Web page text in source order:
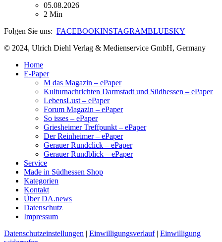
05.08.2026
2 Min
Folgen Sie uns: FACEBOOKINSTAGRAMBLUESKY
© 2024, Ulrich Diehl Verlag & Medienservice GmbH, Germany
Home
E-Paper
M das Magazin – ePaper
Kulturnachrichten Darmstadt und Südhessen – ePaper
LebensLust – ePaper
Forum Magazin – ePaper
So isses – ePaper
Griesheimer Treffpunkt – ePaper
Der Reinheimer – ePaper
Gerauer Rundclick – ePaper
Gerauer Rundblick – ePaper
Service
Made in Südhessen Shop
Kategorien
Kontakt
Über DA.news
Datenschutz
Impressum
Datenschutzeinstellungen | Einwilligungsverlauf| Einwilligung